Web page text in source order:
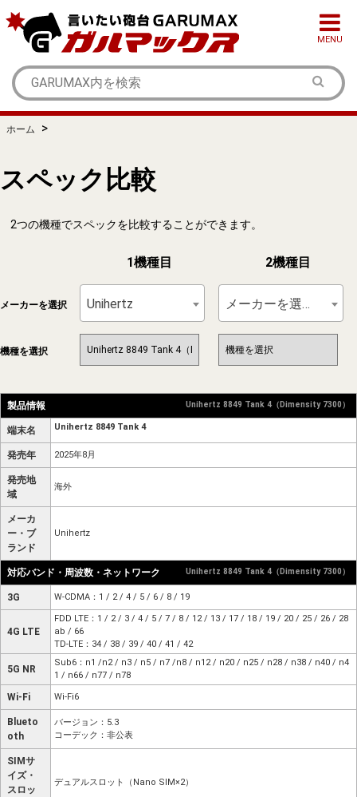
MENU
ホーム >
スペック比較
2つの機種でスペックを比較することができます。
1機種目 2機種目
メーカーを選択 Unihertz メーカーを選択
機種を選択
製品情報 Unihertz 8849 Tank 4（Dimensity 7300）
端末名 Unihertz 8849 Tank 4
発売年 2025年8月
発売地
域
海外
メーカ
ー・ブ
ランド
Unihertz
対応バンド・周波数・ネットワーク Unihertz 8849 Tank 4（Dimensity 7300）
3G W-CDMA：1 / 2 / 4 / 5 / 6 / 8 / 19
4G LTE
FDD LTE：1 / 2 / 3 / 4 / 5 / 7 / 8 / 12 / 13 / 17 / 18 / 19 / 20 / 25 / 26 / 28
ab / 66
TD-LTE：34 / 38 / 39 / 40 / 41 / 42
5G NR
Sub6：n1 /n2 / n3 / n5 / n7 /n8 / n12 / n20 / n25 / n28 / n38 / n40 / n4
1 / n66 / n77 / n78
Wi-Fi Wi-Fi6
Blueto
oth
バージョン：5.3
コーデック：非公表
SIMサ
イズ・
スロッ
デュアルスロット（Nano SIM×2）